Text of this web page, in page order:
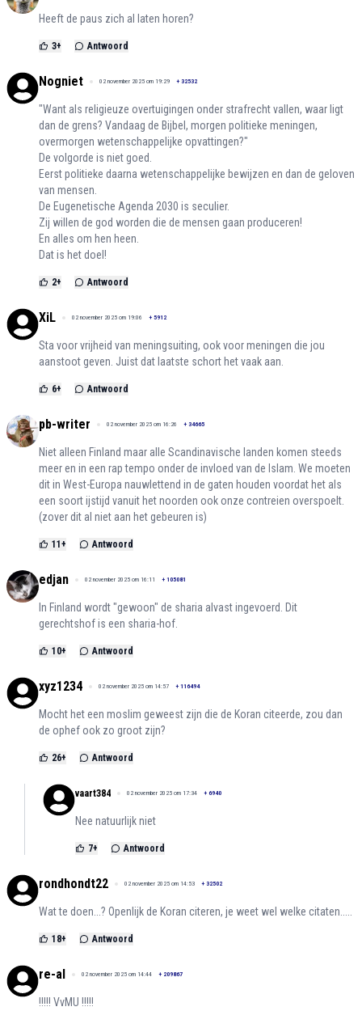
Heeft de paus zich al laten horen?
3+ Antwoord
Nogniet 02 november 2025 om 19:29 + 32532
"Want als religieuze overtuigingen onder strafrecht vallen, waar ligt
dan de grens? Vandaag de Bijbel, morgen politieke meningen,
overmorgen wetenschappelijke opvattingen?"
De volgorde is niet goed.
Eerst politieke daarna wetenschappelijke bewijzen en dan de geloven
van mensen.
De Eugenetische Agenda 2030 is seculier.
Zij willen de god worden die de mensen gaan produceren!
En alles om hen heen.
Dat is het doel!
2+ Antwoord
XiL 02 november 2025 om 19:06 + 5912
Sta voor vrijheid van meningsuiting, ook voor meningen die jou
aanstoot geven. Juist dat laatste schort het vaak aan.
6+ Antwoord
pb-writer 02 november 2025 om 16:26 + 34665
Niet alleen Finland maar alle Scandinavische landen komen steeds
meer en in een rap tempo onder de invloed van de Islam. We moeten
dit in West-Europa nauwlettend in de gaten houden voordat het als
een soort ijstijd vanuit het noorden ook onze contreien overspoelt.
(zover dit al niet aan het gebeuren is)
11 + Antwoord
edjan 02 november 2025 om 16:11 + 105081
In Finland wordt "gewoon" de sharia alvast ingevoerd. Dit
gerechtshof is een sharia-hof.
10+ Antwoord
xyz1234 02 november 2025 om 14:57 + 116494
Mocht het een moslim geweest zijn die de Koran citeerde, zou dan
de ophef ook zo groot zijn?
26+ Antwoord
vaart384 02 november 2025 om 17:34 + 6940
Nee natuurlijk niet
7+ Antwoord
rondhondt22 02 november 2025 om 14:53 + 32502
Wat te doen...? Openlijk de Koran citeren, je weet wel welke citaten.....
18+ Antwoord
re-al 02 november 2025 om 14:44 + 209867
!!!!! VvMU !!!!!